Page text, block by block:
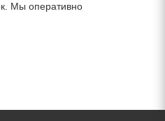
Мы оперативно